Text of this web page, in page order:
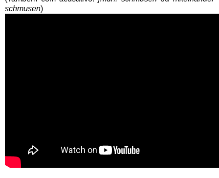
schmusen)